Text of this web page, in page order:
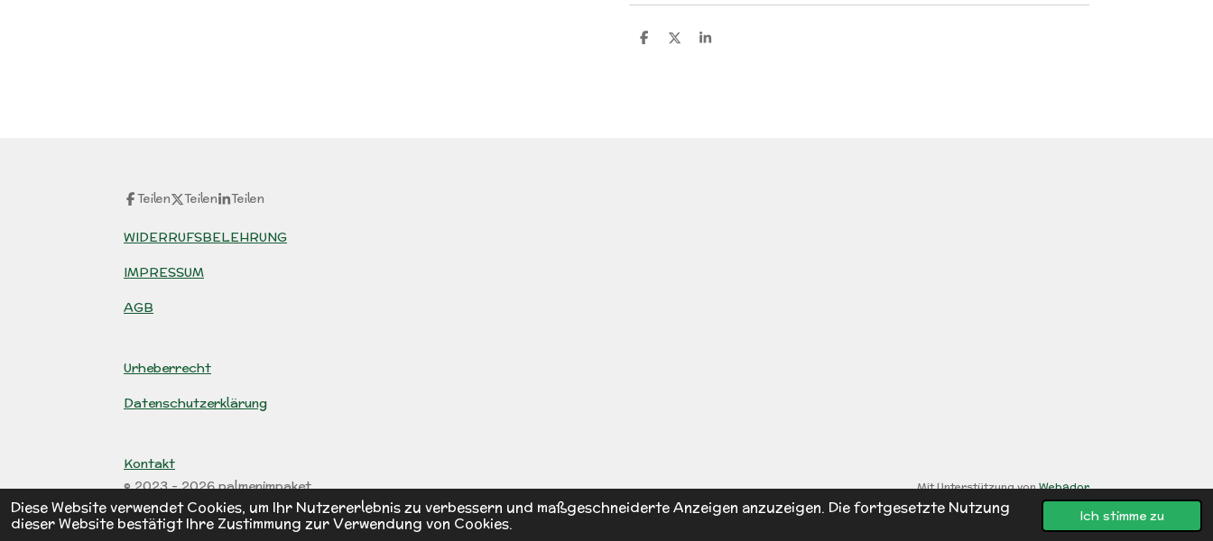
Diese Website verwendet Cookies, um Ihr Nutzererlebnis zu verbessern und maßgeschneiderte Anzeigen anzuzeigen. Die fortgesetzte Nutzung
dieser Website bestätigt Ihre Zustimmung zur Verwendung von Cookies.
Ich stimme zu
T T T
Teilen Teilen Teilen
WIDERRUFSBELEHRUNG
IMPRESSUM
AGB
Urheberrecht
Datenschutzerklärung
Kontakt
© 2023 - 2026 palmenimpaket
Mit Unterstützung vonWebador